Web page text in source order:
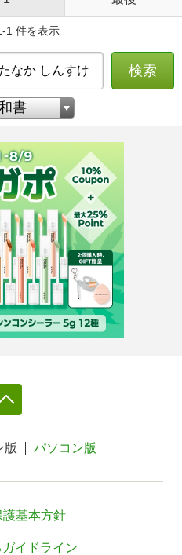
1 件を表示
検索
版 パソコン版
基本方針
イドライン